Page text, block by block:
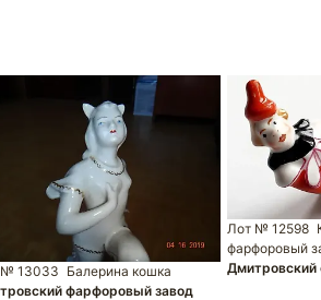
№ 13033 Балерина кошка
фарфоровый завод
Лот № 12598
фарфоровый